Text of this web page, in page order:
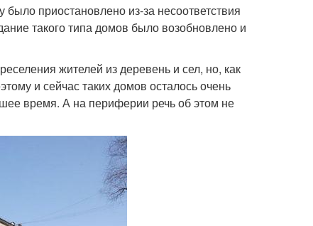
приостановлено из-за несоответствия
такого типа домов было возобновлено и
жителей из деревень и сел, но, как
и сейчас таких домов осталось очень
время. А на периферии речь об этом не